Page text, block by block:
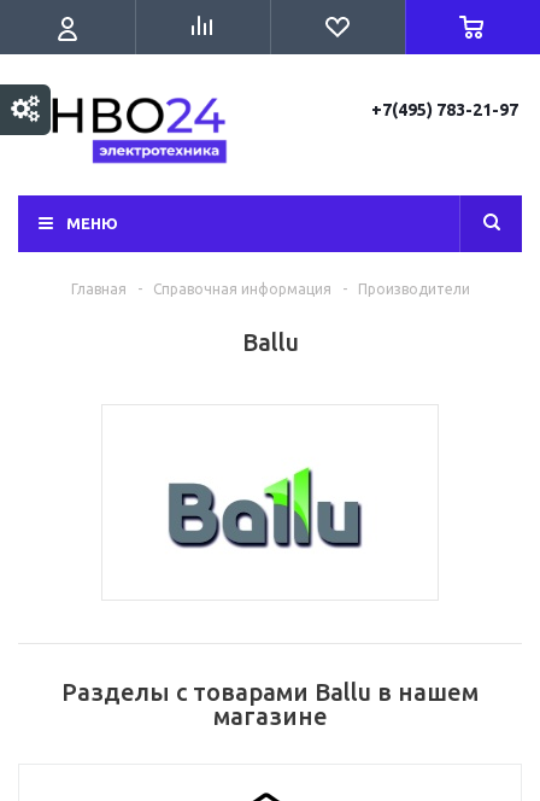
+7(495) 783-21-97
МЕНЮ
Главная - Справочная информация - Производители
Ballu
Разделы с товарами Ballu в нашем
магазине